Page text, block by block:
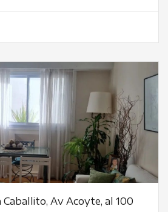
Caballito, Av Acoyte, al 100